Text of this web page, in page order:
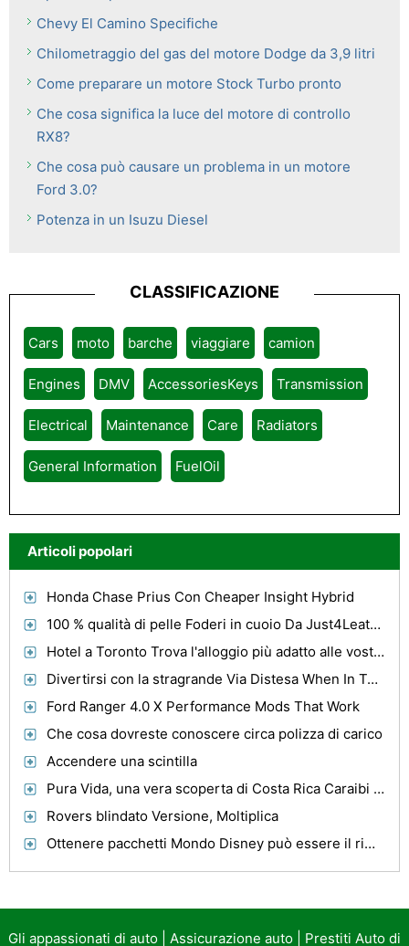
Chevy El Camino Specifiche
Chilometraggio del gas del motore Dodge da 3,9 litri
Come preparare un motore Stock Turbo pronto
Che cosa significa la luce del motore di controllo
RX8?
Che cosa può causare un problema in un motore
Ford 3.0?
Potenza in un Isuzu Diesel
CLASSIFICAZIONE
Cars moto barche viaggiare camion
Engines DMV AccessoriesKeys Transmission
Electrical Maintenance Care Radiators
General Information FuelOil
Articoli popolari
Honda Chase Prius Con Cheaper Insight Hybrid
100 % qualità di pelle Foderi in cuoio Da Just4Leather
Hotel a Toronto Trova l'alloggio più adatto alle vostre specifiche esigenze!
Divertirsi con la stragrande Via Distesa When In Texas
Ford Ranger 4.0 X Performance Mods That Work
Che cosa dovreste conoscere circa polizza di carico
Accendere una scintilla
Pura Vida, una vera scoperta di Costa Rica Caraibi e Central Valley
Rovers blindato Versione, Moltiplica
Ottenere pacchetti Mondo Disney può essere il rimedio
Gli appassionati di auto Assicurazione auto Prestiti Auto di